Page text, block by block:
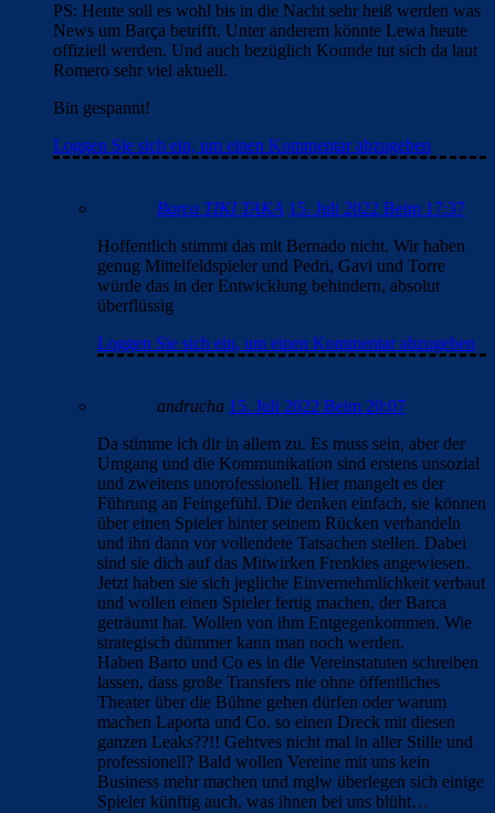
PS: Heute soll es wohl bis in die Nacht sehr heiß werden was
News um Barça betrifft. Unter anderem könnte Lewa heute
offiziell werden. Und auch bezüglich Kounde tut sich da laut
Romero sehr viel aktuell.
Bin gespannt!
Loggen Sie sich ein, um einen Kommentar abzugeben
Barca TIKI TAKA 15. Juli 2022 Beim 17:37
Hoffentlich stimmt das mit Bernado nicht. Wir haben
genug Mittelfeldspieler und Pedri, Gavi und Torre
würde das in der Entwicklung behindern, absolut
überflüssig
Loggen Sie sich ein, um einen Kommentar abzugeben
andrucha 15. Juli 2022 Beim 20:07
Da stimme ich dir in allem zu. Es muss sein, aber der
Umgang und die Kommunikation sind erstens unsozial
und zweitens unorofessionell. Hier mangelt es der
Führung an Feingefühl. Die denken einfach, sie können
über einen Spieler hinter seinem Rücken verhandeln
und ihn dann vor vollendete Tatsachen stellen. Dabei
sind sie dich auf das Mitwirken Frenkies angewiesen.
Jetzt haben sie sich jegliche Einvernehmlichkeit verbaut
und wollen einen Spieler fertig machen, der Barca
geträumt hat. Wollen von ihm Entgegenkommen. Wie
strategisch dümmer kann man noch werden.
Haben Barto und Co es in die Vereinstatuten schreiben
lassen, dass große Transfers nie ohne öffentliches
Theater über die Bühne gehen dürfen oder warum
machen Laporta und Co. so einen Dreck mit diesen
ganzen Leaks??!! Gehtves nicht mal in aller Stille und
professionell? Bald wollen Vereine mit uns kein
Business mehr machen und mglw überlegen sich einige
Spieler künftig auch, was ihnen bei uns blüht…